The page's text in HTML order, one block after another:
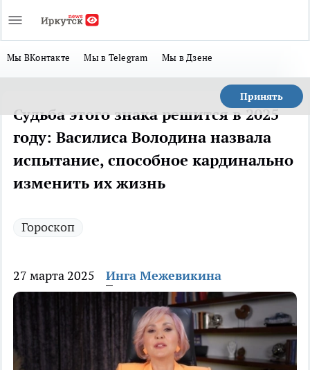
Мы ВКонтакте Мы в Telegram Мы в Дзене
Принять
Судьба этого знака решится в 2025
году: Василиса Володина назвала
испытание, способное кардинально
изменить их жизнь
Гороскоп
27 марта 2025 Инга Межевикина